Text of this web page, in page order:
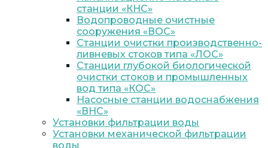
станции «КНС»
Водопроводные очистные
сооружения «ВОС»
Станции очистки производственно-
ливневых стоков типа «ЛОС»
Станции глубокой биологической
очистки стоков и промышленных
вод типа «КОС»
Насосные станции водоснабжения
«ВНС»
Установки фильтрации воды
Установки механической фильтрации
воды